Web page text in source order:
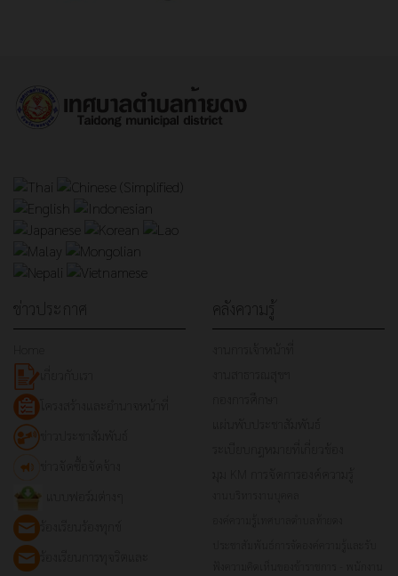
ข่าวประกาศ คลังความรู้